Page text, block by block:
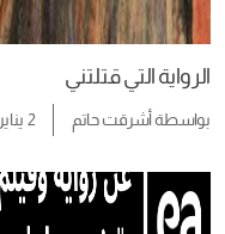
الرواية التي قتلتني
بواسطةأشرقت حاتم 2 يناير، 2025